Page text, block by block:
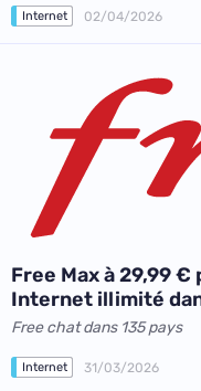
Internet 02/04/2026
Free Max à 29,99
Internet illimité
Free chat dans 135 pays
Internet 31/03/2026